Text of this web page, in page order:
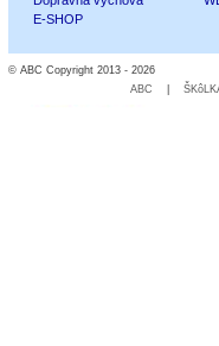
E-SHOP
© ABC Copyright 2013 - 2026
ABC